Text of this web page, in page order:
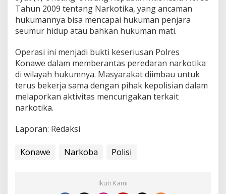
Tahun 2009 tentang Narkotika, yang ancaman
hukumannya bisa mencapai hukuman penjara
seumur hidup atau bahkan hukuman mati.
Operasi ini menjadi bukti keseriusan Polres
Konawe dalam memberantas peredaran narkotika
di wilayah hukumnya. Masyarakat diimbau untuk
terus bekerja sama dengan pihak kepolisian dalam
melaporkan aktivitas mencurigakan terkait
narkotika.
Laporan: Redaksi
Konawe Narkoba Polisi
Ikuti Kami